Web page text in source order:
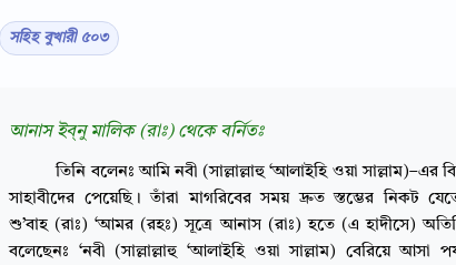
সহিহ বুখারী ৫০৩
আনাস ইব্‌নু মালিক (রাঃ) থেকে বর্নিতঃ
তিনি বলেনঃ আমি নবী (সাল্লাল্লাহু ‘আলাইহি ওয়া সাল্লাম)–এর
সাহাবীদের পেয়েছি। তাঁরা মাগরিবের সময় দ্রুত স্তম্ভের নিকট
শু’বাহ (রাঃ) ‘আমর (রহঃ) সূত্রে আনাস (রাঃ) হতে (এ হাদীসে)
বলেছেনঃ ‘নবী (সাল্লাল্লাহু ‘আলাইহি ওয়া সাল্লাম) বেরিয়ে আসা